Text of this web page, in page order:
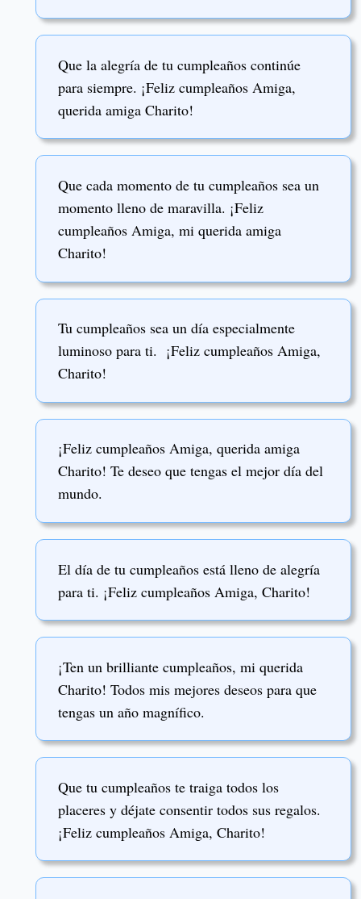
Que la alegría de tu cumpleaños continúe
para siempre. ¡Feliz cumpleaños Amiga,
querida amiga Charito!
Que cada momento de tu cumpleaños sea un
momento lleno de maravilla. ¡Feliz
cumpleaños Amiga, mi querida amiga
Charito!
Tu cumpleaños sea un día especialmente
luminoso para ti. ¡Feliz cumpleaños Amiga,
Charito!
¡Feliz cumpleaños Amiga, querida amiga
Charito! Te deseo que tengas el mejor día del
mundo.
El día de tu cumpleaños está lleno de alegría
para ti. ¡Feliz cumpleaños Amiga, Charito!
¡Ten un brilliante cumpleaños, mi querida
Charito! Todos mis mejores deseos para que
tengas un año magnífico.
Que tu cumpleaños te traiga todos los
placeres y déjate consentir todos sus regalos.
¡Feliz cumpleaños Amiga, Charito!